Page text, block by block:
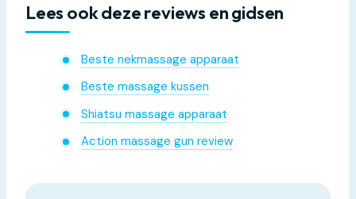
Lees ook deze reviews en gidsen
Beste nekmassage apparaat
Beste massage kussen
Shiatsu massage apparaat
Action massage gun review